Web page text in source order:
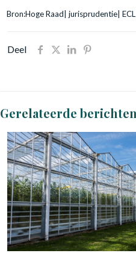
Bron:Hoge Raad| jurisprudentie|
Deel
Gerelateerde berichten